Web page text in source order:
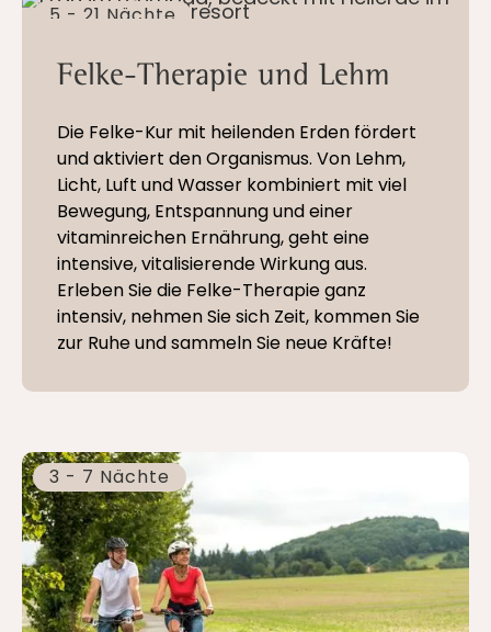
5 - 21 Nächte
Felke-Therapie und Lehm
Die Felke-Kur mit heilenden Erden fördert
und aktiviert den Organismus. Von Lehm,
Licht, Luft und Wasser kombiniert mit viel
Bewegung, Entspannung und einer
vitaminreichen Ernährung, geht eine
intensive, vitalisierende Wirkung aus.
Erleben Sie die Felke-Therapie ganz
intensiv, nehmen Sie sich Zeit, kommen Sie
zur Ruhe und sammeln Sie neue Kräfte!
3 - 7 Nächte